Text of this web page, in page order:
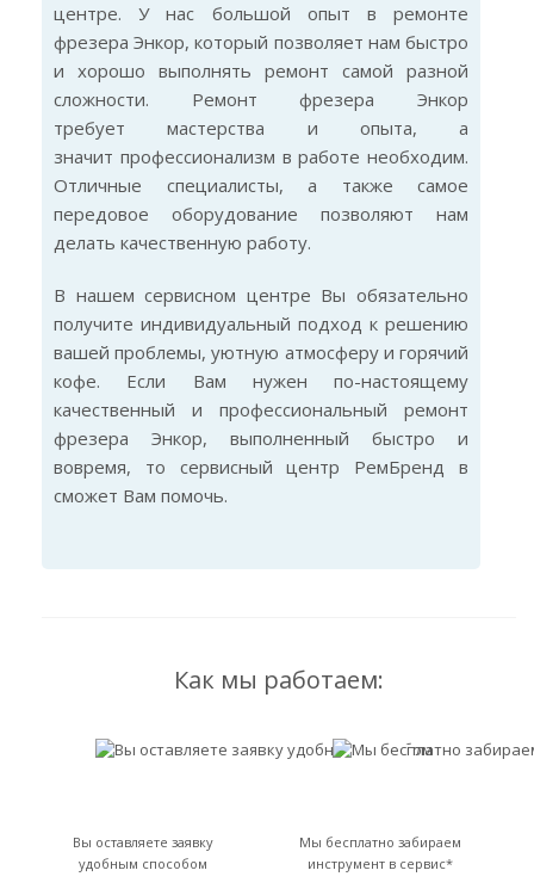
центре. У нас большой опыт в ремонте
фрезера Энкор, который позволяет нам быстро
и хорошо выполнять ремонт самой разной
сложности. Ремонт фрезера Энкор
требует мастерства и опыта, а
значит профессионализм в работе необходим.
Отличные специалисты, а также самое
передовое оборудование позволяют нам
делать качественную работу.
В нашем сервисном центре Вы обязательно
получите индивидуальный подход к решению
вашей проблемы, уютную атмосферу и горячий
кофе. Если Вам нужен по-настоящему
качественный и профессиональный ремонт
фрезера Энкор, выполненный быстро и
вовремя, то сервисный центр РемБренд в
сможет Вам помочь.
Как мы работаем:
Вы оставляете заявку
удобным способом
Мы бесплатно забираем
инструмент в сервис*